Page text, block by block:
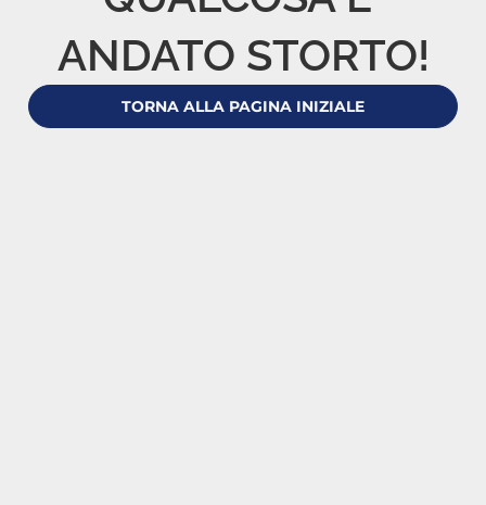
ANDATO STORTO!
TORNA ALLA PAGINA INIZIALE